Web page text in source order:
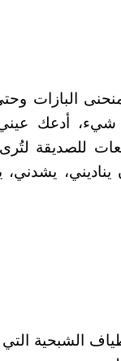
البازات
شيء، أدعك
للصديقة